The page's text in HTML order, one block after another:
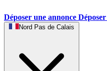
Déposer une annonce Déposer
Nord Pas de Calais